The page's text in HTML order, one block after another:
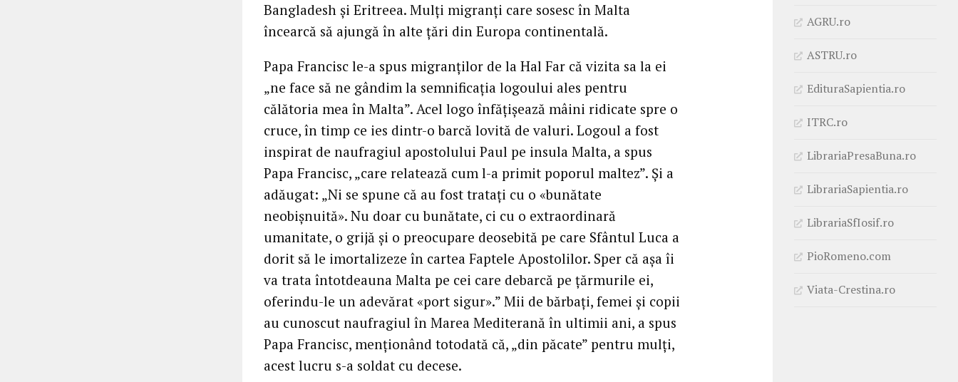
Bangladesh și Eritreea. Mulți migranți care sosesc în Malta
încearcă să ajungă în alte țări din Europa continentală.
Papa Francisc le-a spus migranților de la Hal Far că vizita sa la ei
„ne face să ne gândim la semnificația logoului ales pentru
călătoria mea în Malta”. Acel logo înfățișează mâini ridicate spre o
cruce, în timp ce ies dintr-o barcă lovită de valuri. Logoul a fost
inspirat de naufragiul apostolului Paul pe insula Malta, a spus
Papa Francisc, „care relatează cum l-a primit poporul maltez”. Și a
adăugat: „Ni se spune că au fost tratați cu o «bunătate
neobișnuită». Nu doar cu bunătate, ci cu o extraordinară
umanitate, o grijă și o preocupare deosebită pe care Sfântul Luca a
dorit să le imortalizeze în cartea Faptele Apostolilor. Sper că așa îi
va trata întotdeauna Malta pe cei care debarcă pe țărmurile ei,
oferindu-le un adevărat «port sigur».” Mii de bărbați, femei și copii
au cunoscut naufragiul în Marea Mediterană în ultimii ani, a spus
Papa Francisc, menționând totodată că, „din păcate” pentru mulți,
acest lucru s-a soldat cu decese.
AGRU.ro
ASTRU.ro
EdituraSapientia.ro
ITRC.ro
LibrariaPresaBuna.ro
LibrariaSapientia.ro
LibrariaSfIosif.ro
PioRomeno.com
Viata-Crestina.ro